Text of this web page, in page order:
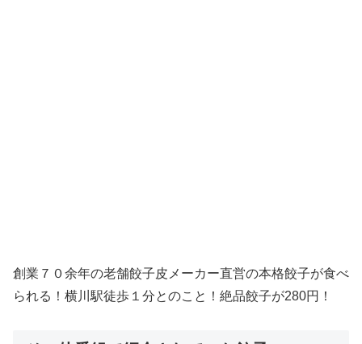
創業７０余年の老舗餃子皮メーカー直営の本格餃子が食べ
られる！横川駅徒歩１分とのこと！絶品餃子が280円！